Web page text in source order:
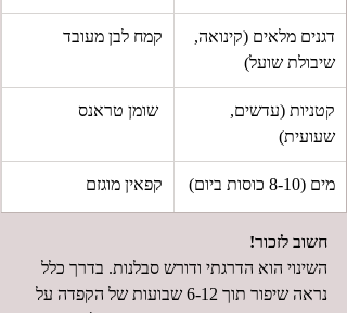
דגנים מלאים (קינואה,
שיבולת שועל)
קמח לבן מעובד
קטניות (עדשים,
שעועית)
שומן טראנס
מים (8-10 כוסות ביום) קפאין מוגזם
חשוב לזכור!
השינוי הוא הדרגתי ודורש סבלנות. בדרך כלל
נראה שיפור תוך 6-12 שבועות של הקפדה על